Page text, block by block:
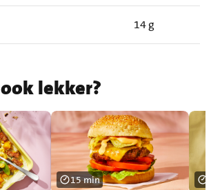
14 g
ook lekker?
15 min